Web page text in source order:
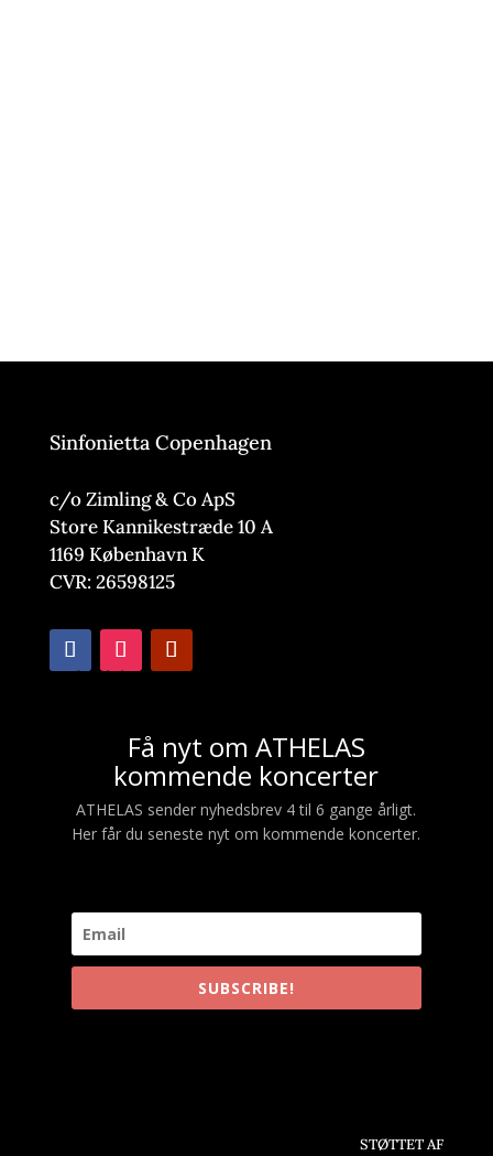
Sinfonietta Copenhagen
c/o Zimling & Co ApS
Store Kannikestræde 10 A
1169 København K
CVR: 26598125
Nyhedsbrev
Få nyt om ATHELAS
kommende koncerter
ATHELAS sender nyhedsbrev 4 til 6 gange årligt.
Her får du seneste nyt om kommende koncerter.
SUBSCRIBE!
STØTTET AF